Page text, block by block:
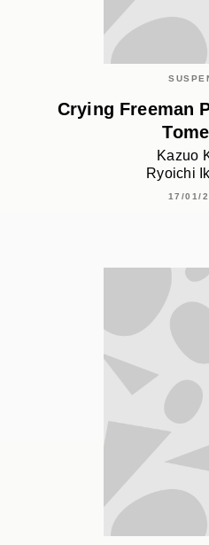
Crying Freeman
Kazuo
Ryoichi
17/01/